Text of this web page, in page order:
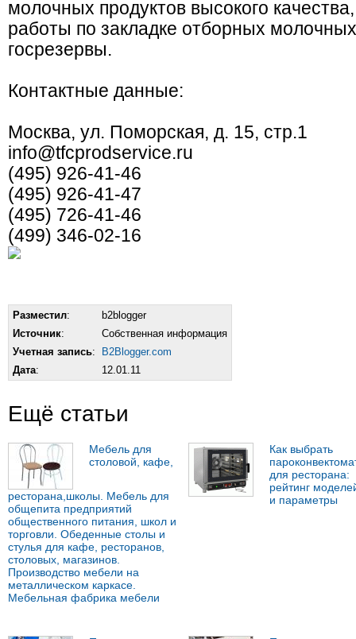
молочных продуктов высокого
работы по закладке отборных
госрезервы.
Контактные данные:
Москва, ул. Поморская, д. 15, стр.1
info@tfcprodservice.ru
(495) 926-41-46
(495) 926-41-47
(495) 726-41-46
(499) 346-02-16
Разместил:
b2blogger
Источник:
Собственная информация
Учетная запись:
B2Blogger.com
Дата: 12.01.11
Ещё статьи
Мебель для
столовой, кафе,
ресторана,школы. Мебель для
общепита предприятий
общественного питания, школ и
торговли. Обеденные столы и
стулья для кафе, ресторанов,
столовых, магазинов.
Производство мебели на
металлическом каркасе.
Мебельная фабрика мебели
Как выбрать
для ресторана:
рейтинг
и параметры